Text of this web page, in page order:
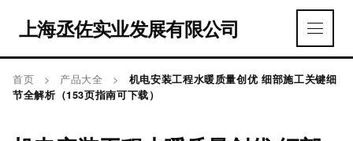
上海丞佐实业发展有限公司
首页 > 产品大全 >
机电安装工程水暖质量创优 细部施工关键细
节全解析（153页指南可下载）